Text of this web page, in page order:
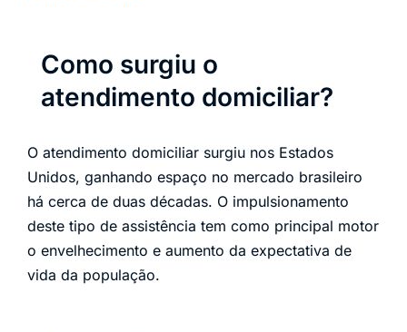
Como surgiu o
atendimento domiciliar?
O atendimento domiciliar surgiu nos Estados
Unidos, ganhando espaço no mercado brasileiro
há cerca de duas décadas. O impulsionamento
deste tipo de assistência tem como principal motor
o envelhecimento e aumento da expectativa de
vida da população.